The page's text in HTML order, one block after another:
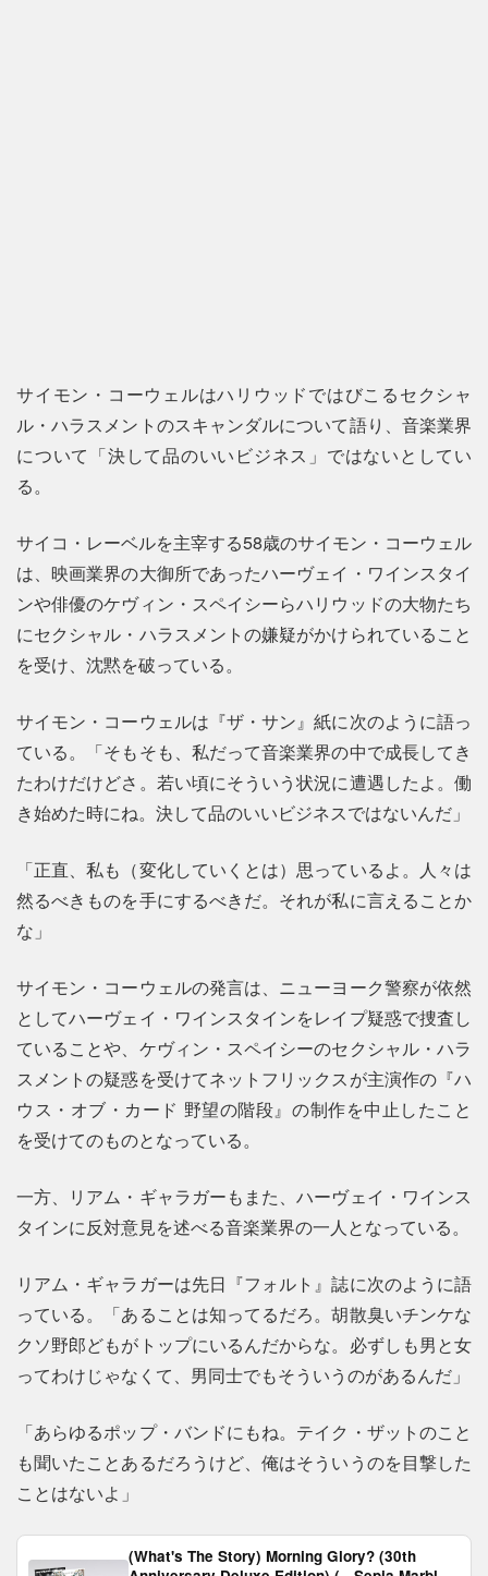
サイモン・コーウェルはハリウッドではびこるセクシャ
ル・ハラスメントのスキャンダルについて語り、音楽業界
について「決して品のいいビジネス」ではないとしてい
る。
サイコ・レーベルを主宰する58歳のサイモン・コーウェル
は、映画業界の大御所であったハーヴェイ・ワインスタイ
ンや俳優のケヴィン・スペイシーらハリウッドの大物たち
にセクシャル・ハラスメントの嫌疑がかけられていること
を受け、沈黙を破っている。
サイモン・コーウェルは『ザ・サン』紙に次のように語っ
ている。「そもそも、私だって音楽業界の中で成長してき
たわけだけどさ。若い頃にそういう状況に遭遇したよ。働
き始めた時にね。決して品のいいビジネスではないんだ」
「正直、私も（変化していくとは）思っているよ。人々は
然るべきものを手にするべきだ。それが私に言えることか
な」
サイモン・コーウェルの発言は、ニューヨーク警察が依然
としてハーヴェイ・ワインスタインをレイプ疑惑で捜査し
ていることや、ケヴィン・スペイシーのセクシャル・ハラ
スメントの疑惑を受けてネットフリックスが主演作の『ハ
ウス・オブ・カード 野望の階段』の制作を中止したこと
を受けてのものとなっている。
一方、リアム・ギャラガーもまた、ハーヴェイ・ワインス
タインに反対意見を述べる音楽業界の一人となっている。
リアム・ギャラガーは先日『フォルト』誌に次のように語
っている。「あることは知ってるだろ。胡散臭いチンケな
クソ野郎どもがトップにいるんだからな。必ずしも男と女
ってわけじゃなくて、男同士でもそういうのがあるんだ」
「あらゆるポップ・バンドにもね。テイク・ザットのこと
も聞いたことあるだろうけど、俺はそういうのを目撃した
ことはないよ」
(What's The Story) Morning Glory? (30th